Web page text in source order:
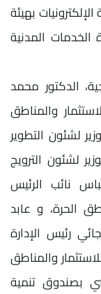
بهيئة
الخدمات المدنية
الدكتور محمد
والمناطق
لشئون التطوير
لشئون الترويج
نائب الرئيس
الحرة، و عابد
رئيس الإدارة
والمناطق
بصندوق تنمية